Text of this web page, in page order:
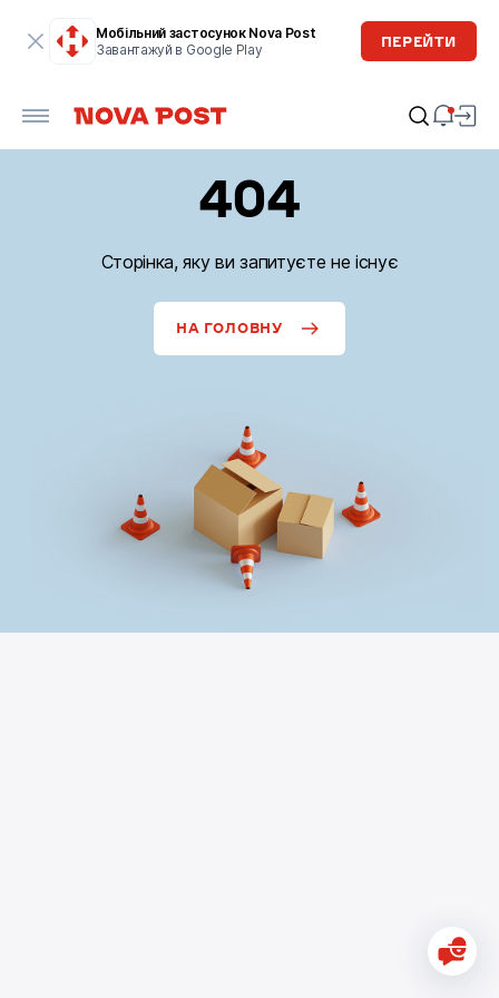
Мобільний застосунок Nova Post
Завантажуй в Google Play
ПЕРЕЙТИ
404
Сторінка, яку ви запитуєте не існує
НА ГОЛОВНУ